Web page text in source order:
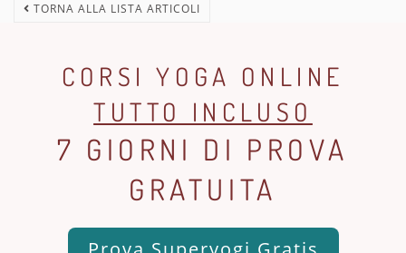
TORNA ALLA LISTA ARTICOLI
CORSI YOGA ONLINE
TUTTO INCLUSO
7 GIORNI DI PROVA
GRATUITA